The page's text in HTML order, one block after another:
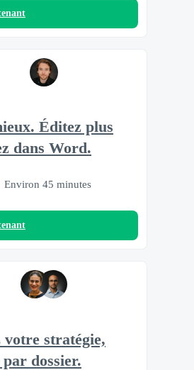
Éditez plus
dans Word.
Environ 45 minutes
votre stratégie,
par dossier.